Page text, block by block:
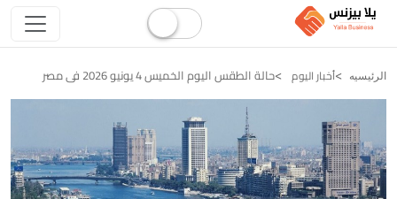
الرئيسيه أخبار اليوم حالة الطقس اليوم الخميس 4 يونيو 2026 فى مصر